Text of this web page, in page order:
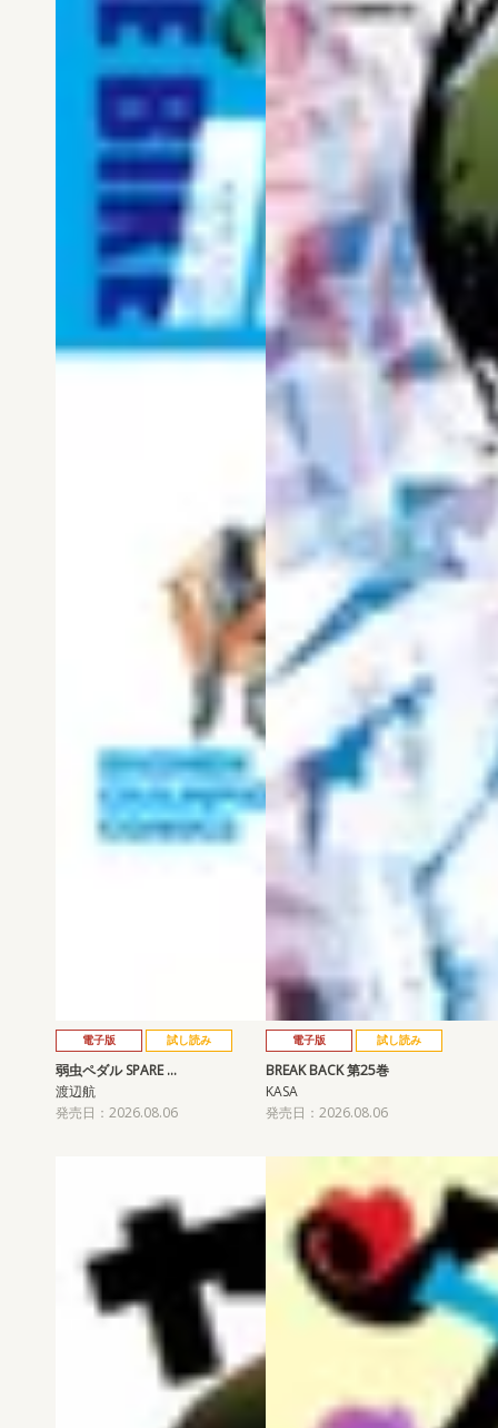
電子版 試し読み
弱虫ペダル SPARE …
渡辺航
発売日：2026.08.06
電子版 試し読み
BREAK BACK 第25巻
KASA
発売日：2026.08.06